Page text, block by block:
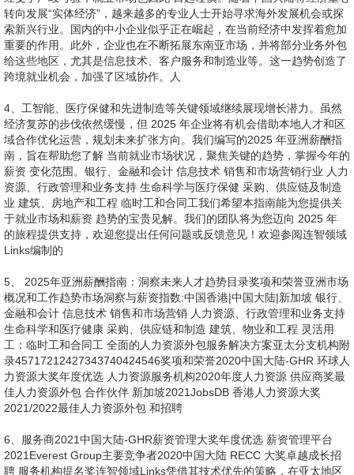
5、 2025年亚洲薪酬指南：洞察未来人才趋势目录奖项和荣誉亚洲市场
概况和工作趋势市场洞察与薪资指数:中国香港|中国大陆|新加坡 银行、
金融和会计 信息技术 销售和市场营销 人力资源、行政管理和业务支持
生命科学和医疗健康 采购、供应链和制造 建筑、物业和工程 灵活用
工：临时工和合同工 全面的人力资源外包服务解决方案亚太分支机构附
录45717212427343740424546奖项和荣誉2020中国大陆-GHR 环球人
力资源大奖年度优选 人力资源服务机构2020年度人力资源 供应商奖最
佳人力资源外包 合作伙伴 新加坡2021JobsDB 香港人力资源大奖
2021/2022最佳人力资源外包 和招聘
6、服务商2021中国大陆-GHR薪资管理大奖年度优选 薪资管理平台
2021Everest Group主要竞争者2020中国大陆 RECC 大奖卓越成长招
聘 服务机构提名奖连智领域Links凭借其技术优先的策略，在亚太地区
多个地点提供本地化支持。它在市场上强劲的同比增长、持续创新的精
神、以及对名义雇主(EOR)和即时工资获取(EWA)等领域的持续投资，
巩固了此公司作为行业主要竞争者的地位，并在Everest Group多国薪
资和名义雇主这两个解决方案PEAK Matrix中被评选为“Star
Performer”。Priyanka Mitra,Vice President,Everest Grou
7、p连智领域 L亚洲市场概况和工作趋势：打造面向中国香港、中国大
陆和新加坡三地 的未来劳动力队伍 受人工智能技术和劳动力市场不断
变化的驱动，中国香港、中国大陆和新加坡的经济正经历深刻转型。面
对2025年及未来的挑战，企业正着力打造更具韧劲的经济体系，以应对
全球环境的不确定性，并把握不断涌现的新机遇。2025年亚洲薪酬指
南：洞察未来人才趋势技术改革与经济转型随着自动化和人工智能
（AI）在塑造劳动力队伍方面发挥日益关键的作用，科技继续推动着各
行各业实现转型。在香港，金融、物流和生命科学等行业正在利用技术
提高效率，同时依靠人类的专业知识进行决策和关系管理。例如，银
行、金融和会计行业都在进行技术改造，以